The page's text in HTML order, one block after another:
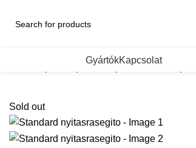
GyártókKapcsolat
Bútorpántok Tiponok es csillapitok
Sold out